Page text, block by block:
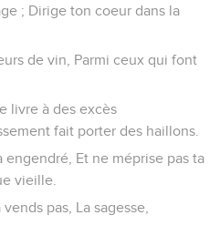
; Dirige ton coeur dans la
de vin, Parmi ceux qui font
livre à des excès
fait porter des haillons.
Et ne méprise pas ta
vieille.
pas, La sagesse,